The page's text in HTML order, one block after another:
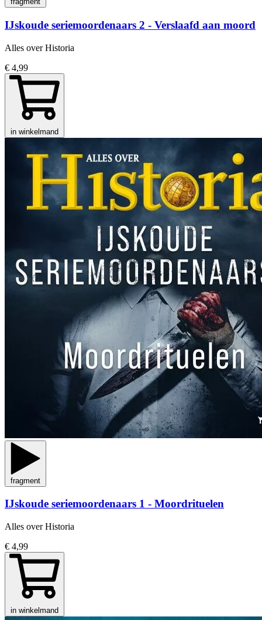
IJskoude seriemoordenaars 2 - Verslaafd aan moord
Alles over Historia
€ 4,99
in winkelmand
fragment
IJskoude seriemoordenaars 1 - Moordrituelen
Alles over Historia
€ 4,99
in winkelmand